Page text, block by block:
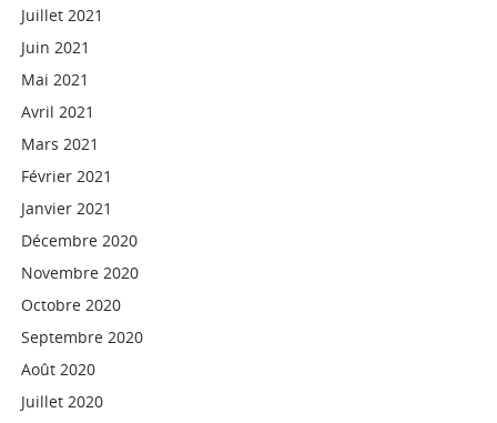
Juillet 2021
Juin 2021
Mai 2021
Avril 2021
Mars 2021
Février 2021
Janvier 2021
Décembre 2020
Novembre 2020
Octobre 2020
Septembre 2020
Août 2020
Juillet 2020